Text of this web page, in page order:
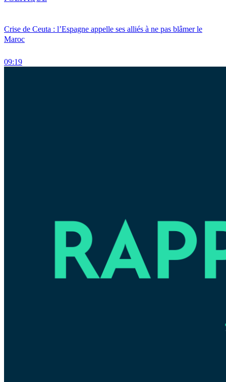
Crise de Ceuta : l’Espagne appelle ses alliés à ne pas blâmer le
Maroc
09:19